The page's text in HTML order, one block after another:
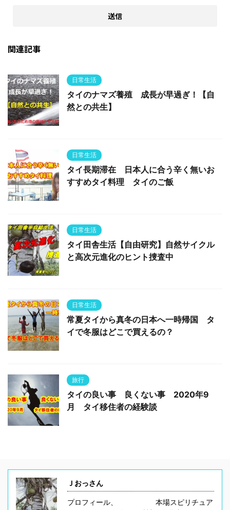
関連記事
日常生活
タイのナマズ養殖 成長が早過ぎ！【自
然との共生】
日常生活
タイ長期滞在 日本人に合う辛く無いお
すすめタイ料理 タイのご飯
日常生活
タイ田舎生活【自由研究】自然サイクル
と高次元進化のヒント捜査中
日常生活
常夏タイから真冬の日本へ一時帰国 タ
イで冬服はどこで買えるの？
旅行
タイの良い事 良くない事 2020年9
月 タイ移住者の経験談
Ｊおっさん
プロフィール、 本場スピリチュア